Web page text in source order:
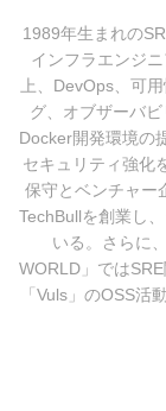
1989年生まれの
インフラエンジ
上、DevOps、可
グ、オブザーバ
Docker開発環境の
セキュリティ強化
保守とベンチャー
TechBullを創業し
いる。さらに
WORLD」では
「Vuls」のOSS活